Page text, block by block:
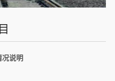
说明